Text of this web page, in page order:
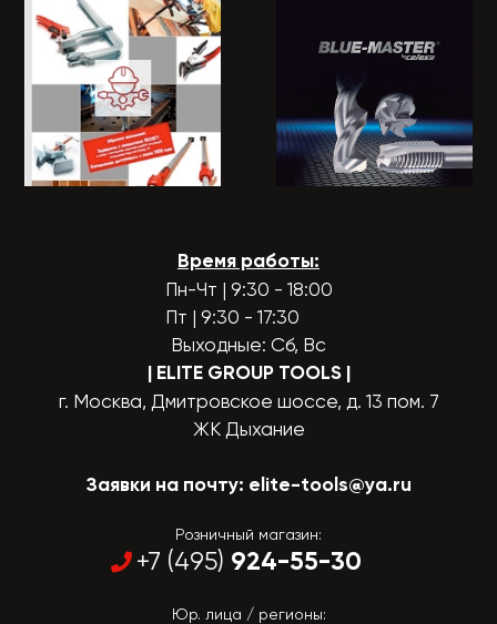
Время работы:
Пн-Чт | 9:30 - 18:00
Пт | 9:30 - 17:30
Выходные: Сб, Вс
| ELITE GROUP TOOLS |
г. Москва, Дмитровское шоссе, д. 13 пом. 7
ЖК Дыхание
Заявки на почту: elite-tools@ya.ru
Розничный магазин:
+7 (495) 924-55-30
Юр. лица / регионы: